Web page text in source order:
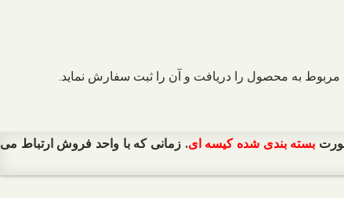
مربوط به محصول را دریافت و آن را ثبت سفارش نماید.
بسته بندی شده کیسه ای. زمانی که با واحد فروش ارتباط می